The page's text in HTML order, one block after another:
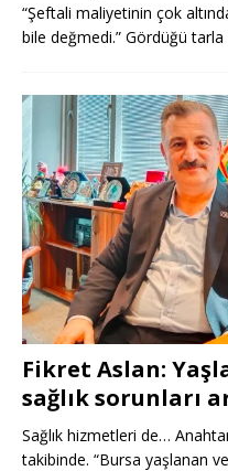
“Şeftali maliyetinin çok
bile değmedi.” Gördüğü tarla
Fikret Aslan:
sağlık sorunları
Sağlık hizmetleri de…
takibinde. “Bursa yaşlanan